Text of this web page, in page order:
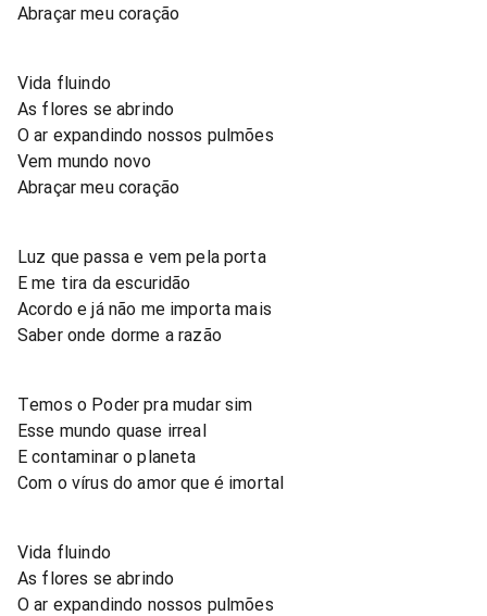
Abraçar meu coração
Vida fluindo
As flores se abrindo
O ar expandindo nossos pulmões
Vem mundo novo
Abraçar meu coração
Luz que passa e vem pela porta
E me tira da escuridão
Acordo e já não me importa mais
Saber onde dorme a razão
Temos o Poder pra mudar sim
Esse mundo quase irreal
E contaminar o planeta
Com o vírus do amor que é imortal
Vida fluindo
As flores se abrindo
O ar expandindo nossos pulmões